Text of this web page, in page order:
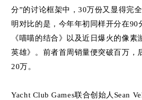
分”的讨论框架中，30万份又显得完
明对比的是，今年年初同样开分在90
《喵喵的结合》以及近日爆火的像素
英雄》。前者首周销量便突破百万，
20万。
Yacht Club Games联合创始人Sean